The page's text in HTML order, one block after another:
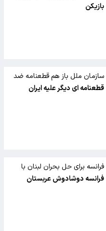
بازیکن
سازمان ملل باز هم قطعنامه ضد
ایرانی تصویب کرد
قطعنامه ای دیگر علیه ایران
فرانسه برای حل بحران لبنان با
عربستان سعودی همکاری می کند
فرانسه دوشادوش عربستان